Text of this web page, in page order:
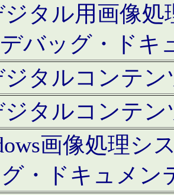
ジタル用画像
バッグ・ドキ
ジタルコンテ
ジタルコンテ
画像処理シ
・ドキュメン